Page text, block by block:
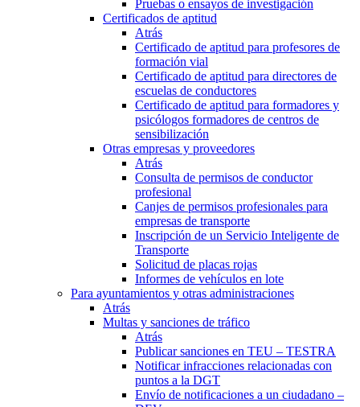
Pruebas o ensayos de investigación
Certificados de aptitud
Atrás
Certificado de aptitud para profesores de
formación vial
Certificado de aptitud para directores de
escuelas de conductores
Certificado de aptitud para formadores y
psicólogos formadores de centros de
sensibilización
Otras empresas y proveedores
Atrás
Consulta de permisos de conductor
profesional
Canjes de permisos profesionales para
empresas de transporte
Inscripción de un Servicio Inteligente de
Transporte
Solicitud de placas rojas
Informes de vehículos en lote
Para ayuntamientos y otras administraciones
Atrás
Multas y sanciones de tráfico
Atrás
Publicar sanciones en TEU – TESTRA
Notificar infracciones relacionadas con
puntos a la DGT
Envío de notificaciones a un ciudadano –